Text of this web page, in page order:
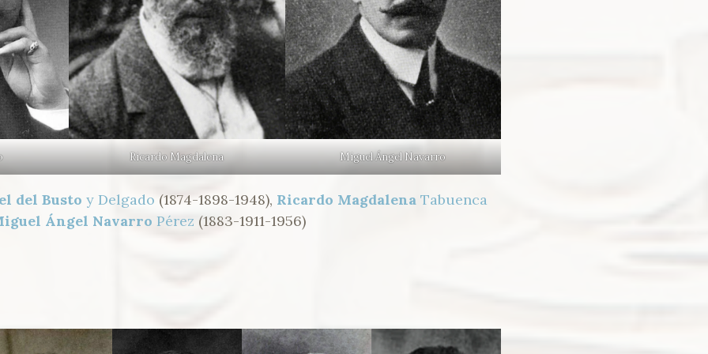
Ricardo Magdalena Miguel Ángel Navarro
del Busto y Delgado (1874-1898-1948), Ricardo Magdalena Tabuenca
Ángel Navarro Pérez (1883-1911-1956)